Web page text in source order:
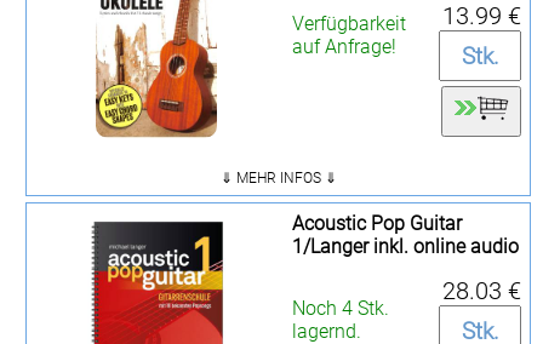
Verfügbarkeit
auf Anfrage!
13.99 €
⇓ MEHR INFOS ⇓
Acoustic Pop Guitar
1/Langer inkl. online audio
Noch 4 Stk.
lagernd.
28.03 €